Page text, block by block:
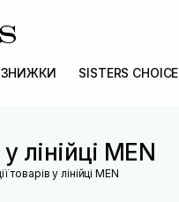
ЗНИЖКИ SISTERS CHOICE
лінійці MEN
товарів у лінійці MEN